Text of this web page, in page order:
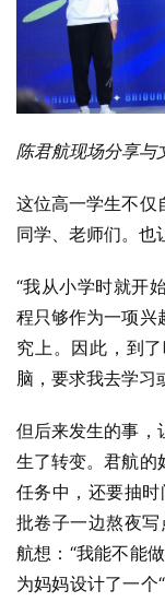
陈君航现场分享与
这位高一学生不仅
同学、老师们。也
“我从小学时就开
程只够作为一项兴
究上。因此，到
脑，要求我去学习
但后来发生的事，
生了转变。君航的
任务中，还要抽
批卷子一边熬夜
航想：“我能不能
为妈妈设计了一个